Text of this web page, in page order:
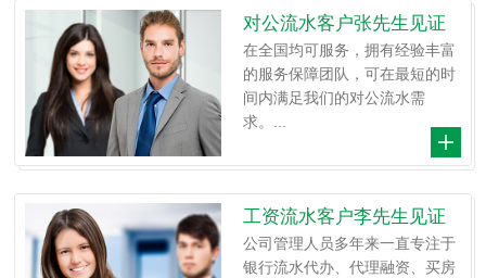
对公流水客户张先生见证
在全国均可服务，拥有经验丰富
的服务保障团队，可在最短的时
间内满足我们的对公流水需
求。...
工资流水客户李先生见证
公司管理人员多年来一直专注于
银行流水代办、代理融资、买房